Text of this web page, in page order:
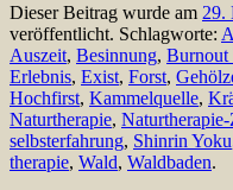
Dieser Beitrag wurde am 29.
veröffentlicht. Schlagworte:
Auszeit, Besinnung, Burnout
Erlebnis, Exist, Forst,
Hochfirst, Kammelquelle,
Naturtherapie,
selbsterfahrung, Shinrin Yoku
therapie, Wald, Waldbaden.